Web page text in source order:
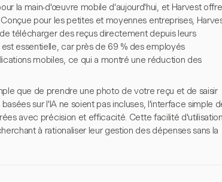
la main-d'œuvre mobile d'aujourd'hui, et Harvest offre
pour les petites et moyennes entreprises,
télécharger des reçus directement depuis leurs
essentielle, car près de 69 % des employés
mobiles, ce qui a montré une réduction des
que de prendre une photo de votre reçu et de saisir
sur l'IA ne soient pas incluses, l'interface simple
avec précision et efficacité. Cette facilité d'utilisation
à rationaliser leur gestion des dépenses sans la